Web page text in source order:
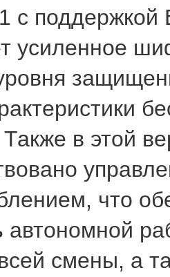
с поддержкой
усиленное
в этой
что
автономной
смены, а